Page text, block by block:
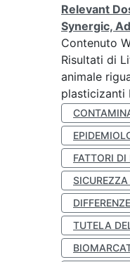
Relevant
Synergic,
Contenuto
Risultati di
animale
plasticizanti
FATTORI DI
TUTELA